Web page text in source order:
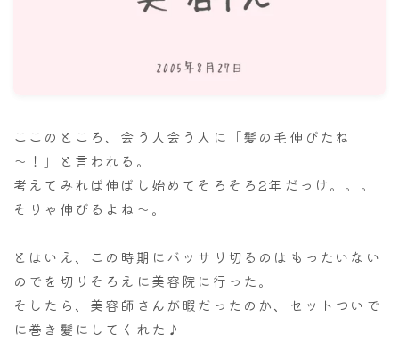
ここのところ、会う人会う人に「髪の毛伸びたね
～！」と言われる。
考えてみれば伸ばし始めてそろそろ2年だっけ。。。
そりゃ伸びるよね～。
とはいえ、この時期にバッサリ切るのはもったいない
のでを切りそろえに美容院に行った。
そしたら、美容師さんが暇だったのか、セットついで
に巻き髪にしてくれた♪